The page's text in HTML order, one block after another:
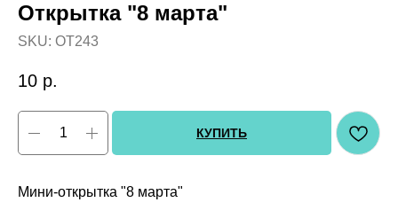
Открытка "8 марта"
SKU: OT243
10 р.
КУПИТЬ
Мини-открытка "8 марта"